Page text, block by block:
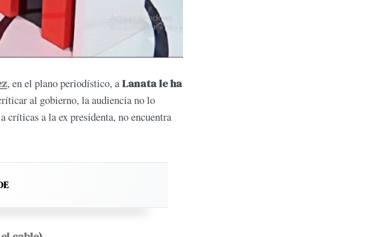
, en el plano periodístico, a Lanata le ha
al gobierno, la audiencia no lo
críticas a la ex presidenta, no encuentra